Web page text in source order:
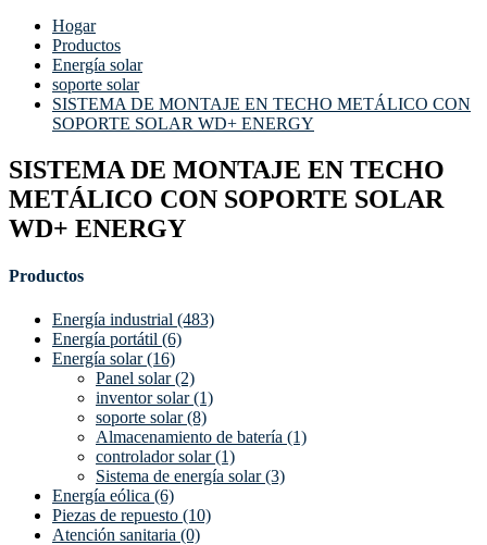
Hogar
Productos
Energía solar
soporte solar
SISTEMA DE MONTAJE EN TECHO METÁLICO CON
SOPORTE SOLAR WD+ ENERGY
SISTEMA DE MONTAJE EN TECHO
METÁLICO CON SOPORTE SOLAR
WD+ ENERGY
Productos
Energía industrial (483)
Energía portátil (6)
Energía solar (16)
Panel solar (2)
inventor solar (1)
soporte solar (8)
Almacenamiento de batería (1)
controlador solar (1)
Sistema de energía solar (3)
Energía eólica (6)
Piezas de repuesto (10)
Atención sanitaria (0)